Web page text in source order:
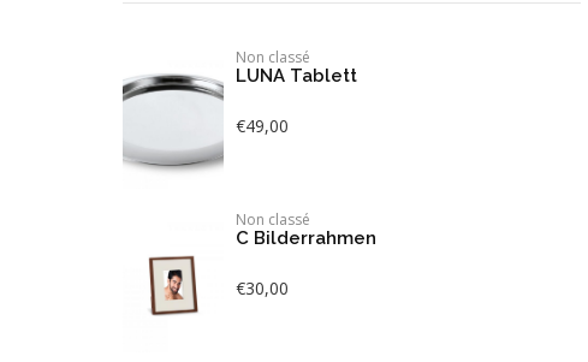
Non classé
LUNA Tablett
€49,00
Non classé
C Bilderrahmen
€30,00